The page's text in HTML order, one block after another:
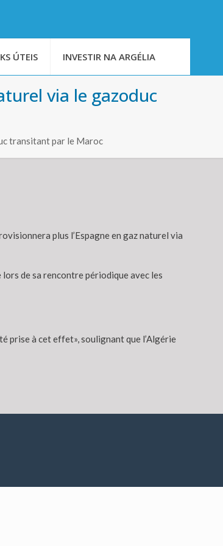
ÚTEIS INVESTIR NA ARGÉLIA
via le gazoduc
transitant par le Maroc
plus l’Espagne en gaz naturel via
de sa rencontre périodique avec les
prise à cet effet», soulignant que l’Algérie